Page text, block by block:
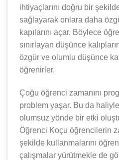
ihtiyaçlarını doğru bir
sağlayarak onlara daha
kapılarını açar. Böylece
sınırlayan düşünce
özgür ve olumlu düşünce
öğrenirler.
Çoğu öğrenci zamanını
problem yaşar. Bu da
olumsuz yönde bir etki
Öğrenci Koçu öğrencilerin
şekilde kullanmalarını
çalışmalar yürütmekle de